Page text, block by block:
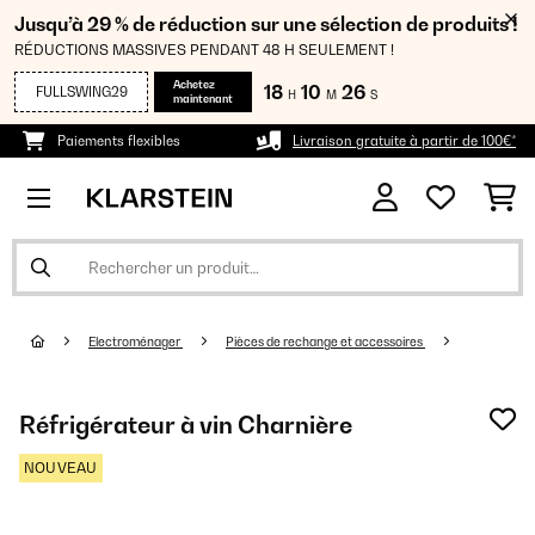
Jusqu’à 29 % de réduction sur une sélection de produits !
RÉDUCTIONS MASSIVES PENDANT 48 H SEULEMENT !
FULLSWING29
Achetez
maintenant
18 H 10 M 26 S
Paiements flexibles Livraison gratuite à partir de 100€*
Electroménager Pièces de rechange et accessoires
Réfrigérateur à vin Charnière
NOUVEAU